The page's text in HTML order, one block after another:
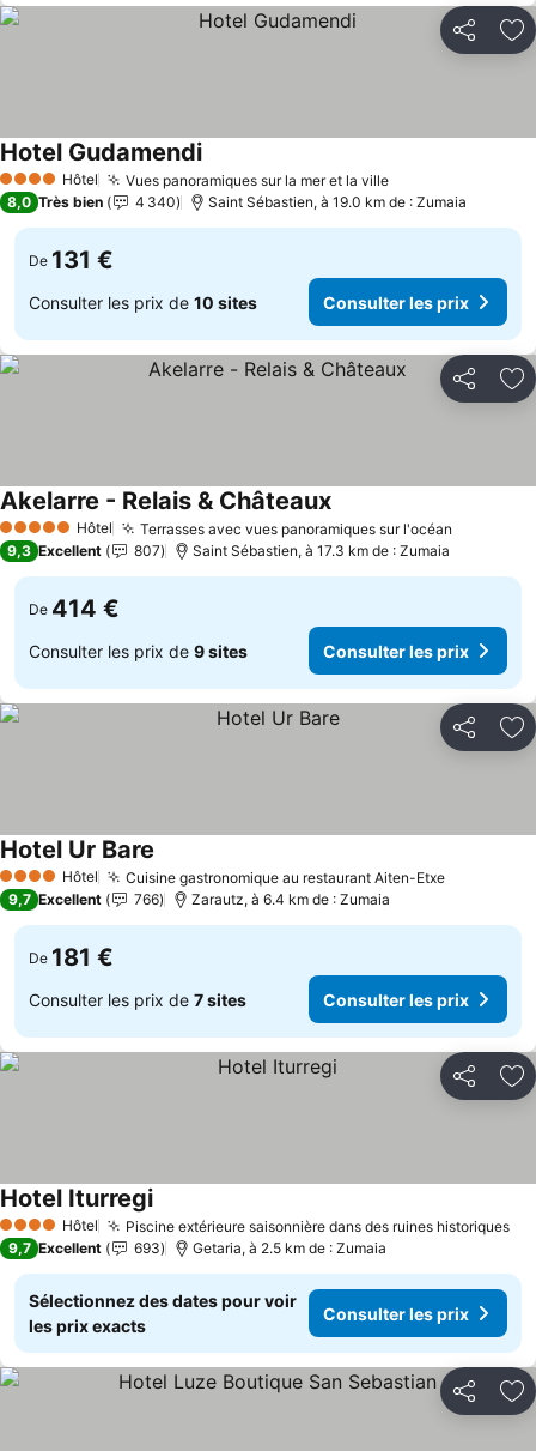
Partager
4 Étoiles Hôtel Vues panoramiques sur la mer et la ville
Hotel Gudamendi
8,0 Très bien 4 340 Saint Sébastien, à 19.0 km de : Zumaia
De 131 €
Consulter les prix de 10 sites Consulter les prix
Partager
5 Étoiles Hôtel Terrasses avec vues panoramiques sur l'océan
Akelarre - Relais & Châteaux
9,3 Excellent 807 Saint Sébastien, à 17.3 km de : Zumaia
De 414 €
Consulter les prix de 9 sites Consulter les prix
Partager
4 Étoiles Hôtel Cuisine gastronomique au restaurant Aiten-Etxe
Hotel Ur Bare
9,7 Excellent 766 Zarautz, à 6.4 km de : Zumaia
De 181 €
Consulter les prix de 7 sites Consulter les prix
Partager
4 Étoiles Hôtel Piscine extérieure saisonnière dans des ruines historiques
Hotel Iturregi
9,7 Excellent 693 Getaria, à 2.5 km de : Zumaia
Sélectionnez des dates pour voir
les prix exacts
Consulter les prix
Partager